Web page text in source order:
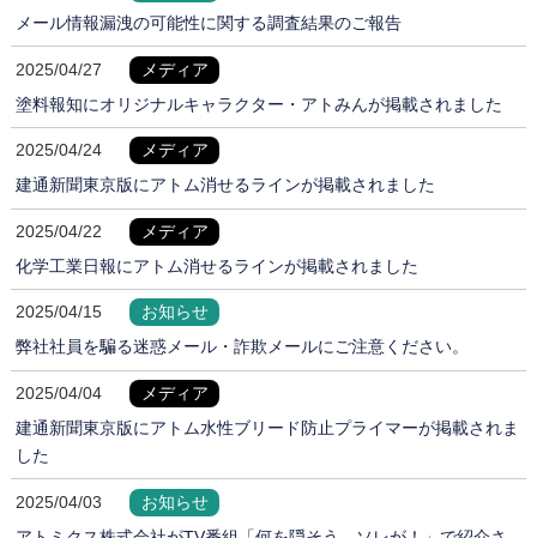
メール情報漏洩の可能性に関する調査結果のご報告
2025/04/27
メディア
塗料報知にオリジナルキャラクター・アトみんが掲載されました
2025/04/24
メディア
建通新聞東京版にアトム消せるラインが掲載されました
2025/04/22
メディア
化学工業日報にアトム消せるラインが掲載されました
2025/04/15
お知らせ
弊社社員を騙る迷惑メール・詐欺メールにご注意ください。
2025/04/04
メディア
建通新聞東京版にアトム水性ブリード防止プライマーが掲載されま
した
2025/04/03
お知らせ